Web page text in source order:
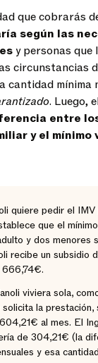
que cobrarás
según las
y personas que
circunstancias
cantidad mínima
. Luego,
entre
y el mínimo
quiere pedir el
que el
y dos menores
recibe un subsidio
666,74€.
viviera sola,
la prestación,
al mes. El
de 304,21€ (la
y esa